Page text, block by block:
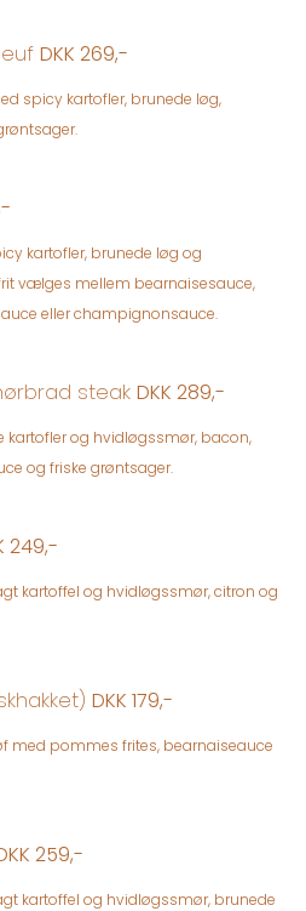
DKK 269,-
spicy kartofler, brunede løg,
kartofler, brunede løg og
vælges mellem bearnaisesauce,
eller champignonsauce.
steak DKK 289,-
kartofler og hvidløgssmør, bacon,
og friske grøntsager.
249,-
kartoffel og hvidløgssmør, citron og
DKK 179,-
med pommes frites, bearnaiseauce
259,-
kartoffel og hvidløgssmør, brunede